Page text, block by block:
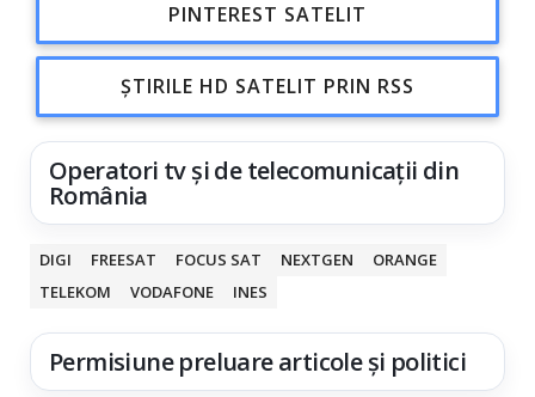
PINTEREST SATELIT
ȘTIRILE HD SATELIT PRIN RSS
Operatori tv și de telecomunicații din
România
DIGI FREESAT FOCUS SAT NEXTGEN
ORANGE
TELEKOM
VODAFONE INES
Permisiune preluare articole și politici